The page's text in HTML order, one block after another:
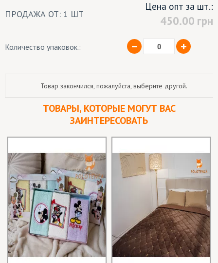
ПРОДАЖА ОТ: 1 ШТ
Цена опт за шт.:
450.00 грн
Количество упаковок.:
Товар закончился, пожалуйста, выберите другой.
ТОВАРЫ, КОТОРЫЕ МОГУТ ВАС
ЗАИНТЕРЕСОВАТЬ